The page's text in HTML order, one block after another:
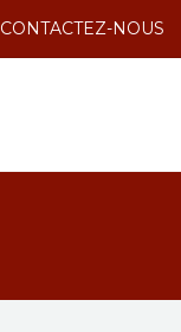
CONTACTEZ-NOUS